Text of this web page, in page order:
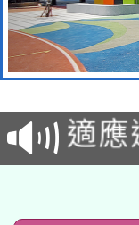
本校
招甄
適應
本館
科技